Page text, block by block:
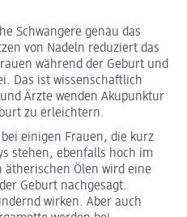
Schwangere genau das
von Nadeln reduziert das
während der Geburt und
Das ist wissenschaftlich
Ärzte wenden Akupunktur
zu erleichtern.
einigen Frauen, die kurz
stehen, ebenfalls hoch im
ätherischen Ölen wird eine
Geburt nachgesagt.
wirken. Aber auch